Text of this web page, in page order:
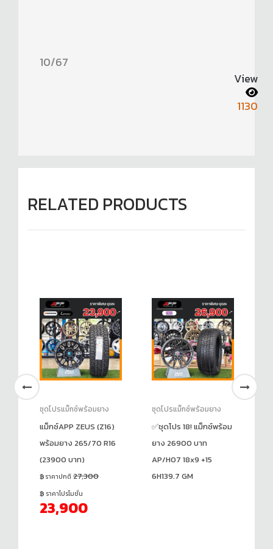
10/67
View
1130
RELATED PRODUCTS
ชุดโปรแม็กซ์พร้อมยาง
แม็กซ์APP ZEUS (Z16)
พร้อมยาง 265/70 R16
(23900 บาท)
ราคาปกติ 27,300
ราคาโปรโมชั่น
23,900
ชุดโปรแม็กซ์พร้อมยาง
✅ชุดโปร 18! แม็กซ์พร้อม
ยาง 26900 บาท
AP/H07 18x9 +15
6H139.7 GM